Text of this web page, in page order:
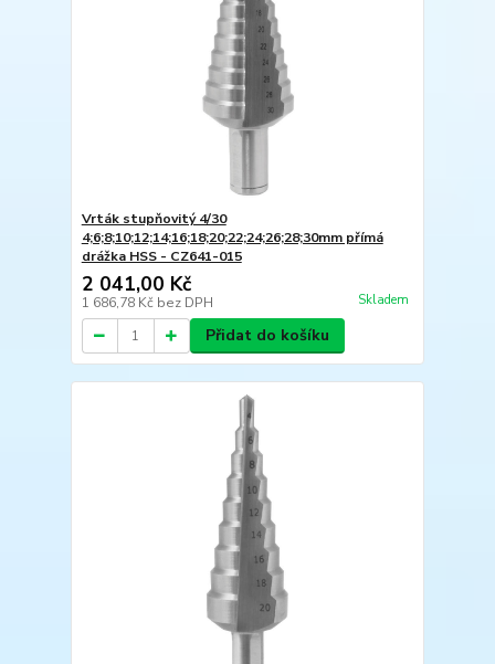
Vrták stupňovitý 4/30
4;6;8;10;12;14;16;18;20;22;24;26;28;30mm přímá
drážka HSS - CZ641-015
2 041,00 Kč
1 686,78 Kč bez DPH Skladem
Přidat do košíku